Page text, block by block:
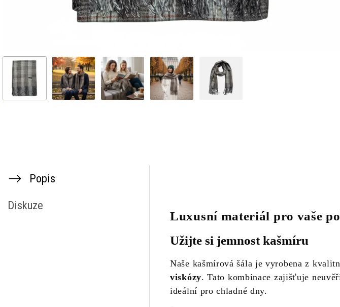
Popis
Diskuze
Luxusní materiál pro vaše
Užijte si jemnost kašmíru
Naše kašmírová šála je vyrobena z
viskózy. Tato kombinace zajišťuje
ideální pro chladné dny.